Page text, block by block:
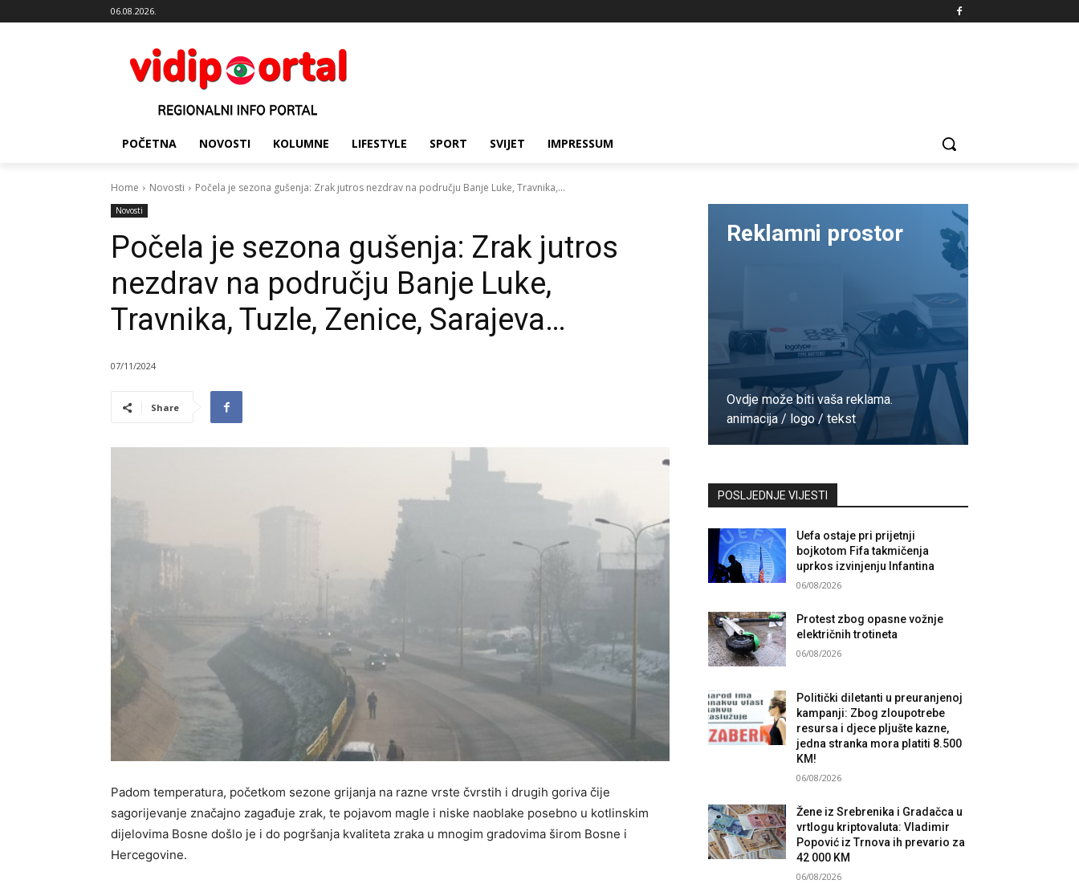
06.08.2026.
POČETNA NOVOSTI KOLUMNE LIFESTYLE SPORT SVIJET IMPRESSUM
Home Novosti Počela je sezona gušenja: Zrak jutros nezdrav na području Banje Luke, Travnika,...
Novosti
Počela je sezona gušenja: Zrak jutros
nezdrav na području Banje Luke,
Travnika, Tuzle, Zenice, Sarajeva…
07/11/2024
Share
Padom temperatura, početkom sezone grijanja na razne vrste čvrstih i drugih goriva čije
sagorijevanje značajno zagađuje zrak, te pojavom magle i niske naoblake posebno u kotlinskim
dijelovima Bosne došlo je i do pogršanja kvaliteta zraka u mnogim gradovima širom Bosne i
Hercegovine.
Reklamni prostor
Ovdje može biti vaša reklama.
animacija / logo / tekst
POSLJEDNJE VIJESTI
Uefa ostaje pri prijetnji
bojkotom Fifa takmičenja
uprkos izvinjenju Infantina
06/08/2026
Protest zbog opasne vožnje
električnih trotineta
06/08/2026
Politički diletanti u preuranjenoj
kampanji: Zbog zloupotrebe
resursa i djece pljušte kazne,
jedna stranka mora platiti 8.500
KM!
06/08/2026
Žene iz Srebrenika i Gradačca u
vrtlogu kriptovaluta: Vladimir
Popović iz Trnova ih prevario za
42 000 KM
06/08/2026